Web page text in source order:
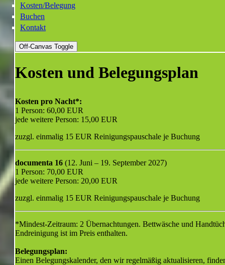
Kosten/Belegung
Buchen
Kontakt
Off-Canvas Toggle
Kosten und Belegungsplan
Kosten pro Nacht*:
1 Person: 60,00 EUR
jede weitere Person: 15,00 EUR
zuzgl. einmalig 15 EUR Reinigungspauschale je Buchung
documenta 16 (12. Juni – 19. September 2027)
1 Person: 70,00 EUR
jede weitere Person: 20,00 EUR
zuzgl. einmalig 15 EUR Reinigungspauschale je Buchung
*Mindest-Zeitraum: 2 Übernachtungen. Bettwäsche und
Endreinigung ist im Preis enthalten.
Belegungsplan:
Einen Belegungskalender, den wir regelmäßig aktualisieren,